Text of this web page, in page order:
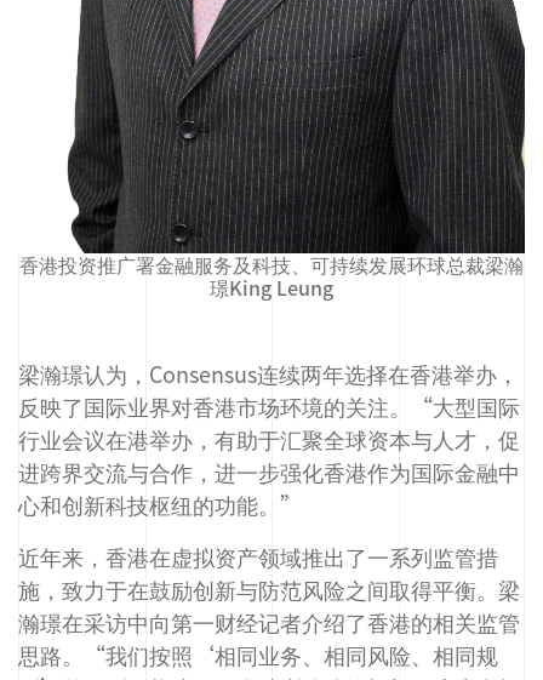
香港投资推广署金融服务及科技、可持续发展环球总裁梁瀚
璟King Leung
梁瀚璟认为，Consensus连续两年选择在香港举办，
反映了国际业界对香港市场环境的关注。“大型国际
行业会议在港举办，有助于汇聚全球资本与人才，促
进跨界交流与合作，进一步强化香港作为国际金融中
心和创新科技枢纽的功能。”
近年来，香港在虚拟资产领域推出了一系列监管措
施，致力于在鼓励创新与防范风险之间取得平衡。梁
瀚璟在采访中向第一财经记者介绍了香港的相关监管
思路。“我们按照‘相同业务、相同风险、相同规